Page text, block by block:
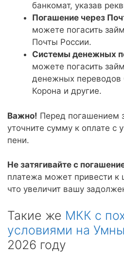
банкомат, указав
Погашение через
можете погасить
Почты России.
Системы денежных
можете погасить
денежных переводов
Корона и другие.
Важно! Перед погашением
уточните сумму к оплате с
пени.
Не затягивайте с
платежа может привести
что увеличит вашу
Такие же МКК с
условиями на
2026 году